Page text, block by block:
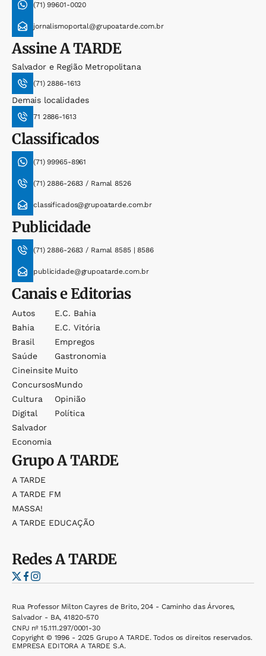
(71) 99601-0020
jornalismoportal@grupoatarde.com.br
AssineA TARDE
Salvador e Região Metropolitana
(71) 2886-1613
Demais localidades
71 2886-1613
Classificados
(71) 99965-8961
(71) 2886-2683 / Ramal 8526
classificados@grupoatarde.com.br
Publicidade
(71) 2886-2683 / Ramal 8585 | 8586
publicidade@grupoatarde.com.br
Canais e Editorias
Autos
Bahia
Brasil
Saúde
Cineinsite
Concursos
Cultura
Digital
Salvador
Economia
E.c. Bahia
E.c. Vitória
Empregos
Gastronomia
Muito
Mundo
Opinião
Política
GrupoA TARDE
A TARDE
A TARDE FM
MASSA!
A TARDE EDUCAÇÃO
RedesA TARDE
Rua Professor Milton Cayres de Brito, 204 - Caminho das Árvores,
Salvador - BA, 41820-570
CNPJ nº 15.111.297/0001-30
Copyright © 1996 - 2025 Grupo A TARDE. Todos os direitos reservados.
EMPRESA EDITORA A TARDE S.A.